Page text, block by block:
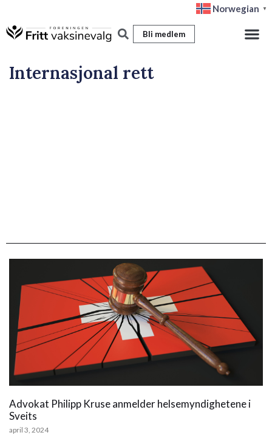
til
Norwegian ▼
Bli medlem
Internasjonal rett
Advokat Philipp Kruse anmelder helsemyndighetene i
Sveits
april 3, 2024